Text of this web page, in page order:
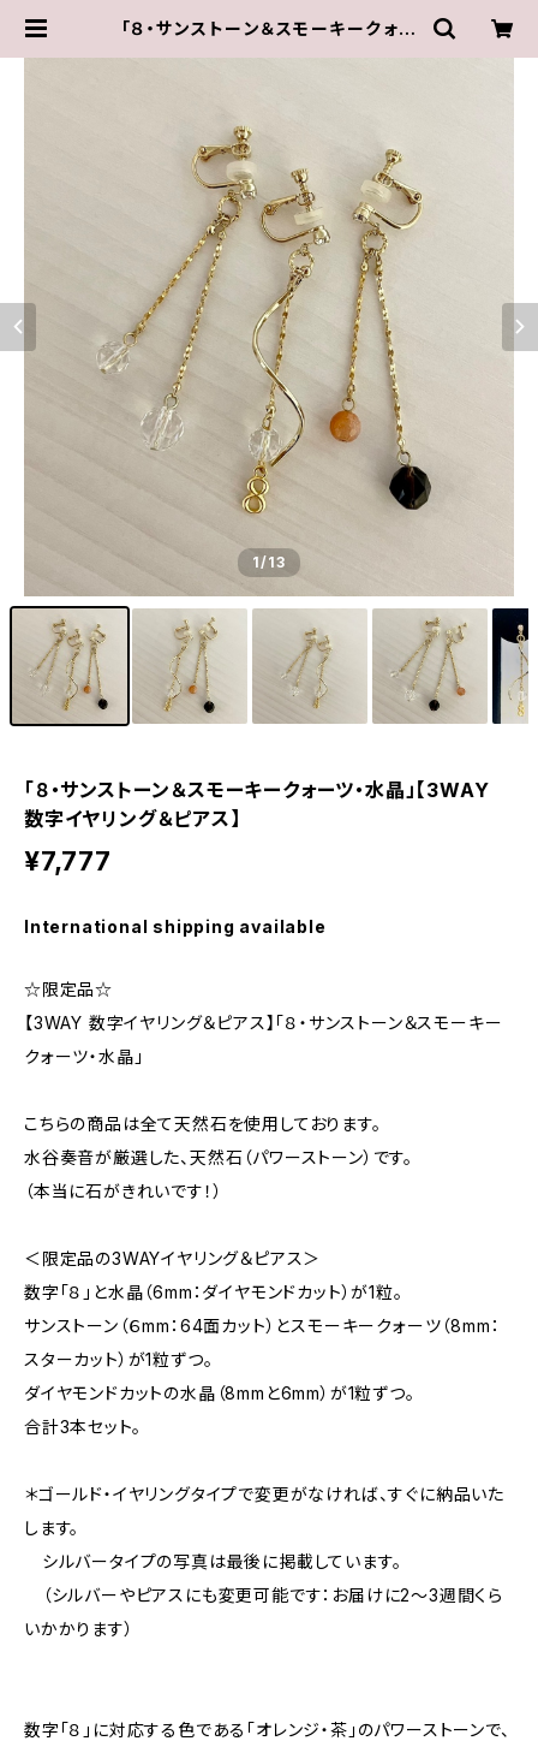
「８・サンストーン＆スモーキークォー
1/13
「８・サンストーン＆スモーキークォーツ・水晶」【3WAY
数字イヤリング＆ピアス】
¥7,777
International shipping available
☆限定品☆
【3WAY 数字イヤリング＆ピアス】「８・サンストーン＆スモーキー
クォーツ・水晶」
こちらの商品は全て天然石を使用しております。
水谷奏音が厳選した、天然石（パワーストーン）です。
（本当に石がきれいです！）
＜限定品の3WAYイヤリング＆ピアス＞
数字「８」と水晶（6mm：ダイヤモンドカット）が1粒。
サンストーン（６mm：64面カット）とスモーキークォーツ（8mm：
スターカット）が1粒ずつ。
ダイヤモンドカットの水晶（8mmと6mm）が1粒ずつ。
合計3本セット。
＊ゴールド・イヤリングタイプで変更がなければ、すぐに納品いた
します。
シルバータイプの写真は最後に掲載しています。
（シルバーやピアスにも変更可能です：お届けに2～3週間くら
いかかります）
数字「８」に対応する色である「オレンジ・茶」のパワーストーンで、